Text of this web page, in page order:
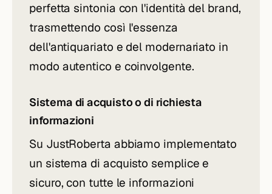
perfetta sintonia con l'identità del brand,
trasmettendo così l'essenza
dell'antiquariato e del modernariato in
modo autentico e coinvolgente.
Sistema di acquisto o di richiesta
informazioni
Su JustRoberta abbiamo implementato
un sistema di acquisto semplice e
sicuro, con tutte le informazioni